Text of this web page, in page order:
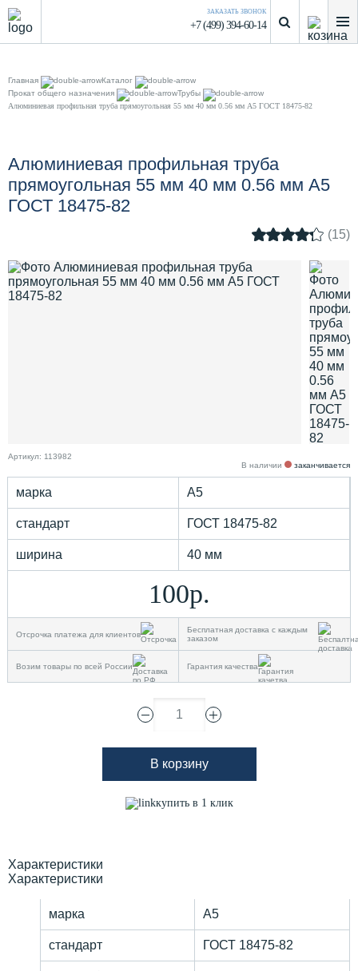
ЗАКАЗАТЬ ЗВОНОК
+7 (499) 394-60-14
Главная
Каталог
Прокат общего назначения
Трубы
Алюминиевая профильная труба прямоугольная 55 мм 40 мм 0.56 мм А5 ГОСТ 18475-82
Алюминиевая профильная труба
прямоугольная 55 мм 40 мм 0.56 мм А5
ГОСТ 18475-82
(15)
Артикул: 113982
В наличии
заканчивается
марка А5
стандарт ГОСТ 18475-82
ширина 40 мм
100р.
Отсрочка платежа для клиентов
Бесплатная доставка с каждым
заказом
Возим товары по всей России Гарантия качества
1
В корзину
купить в 1 клик
Характеристики
Характеристики
марка А5
стандарт ГОСТ 18475-82